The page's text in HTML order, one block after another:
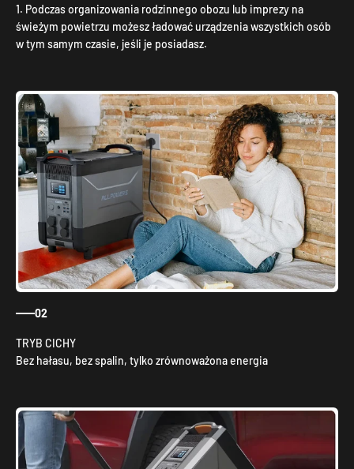
1. Podczas organizowania rodzinnego obozu lub imprezy na
świeżym powietrzu możesz ładować urządzenia wszystkich osób
w tym samym czasie, jeśli je posiadasz.
02
Bez hałasu, bez spalin, tylko zrównoważona energia